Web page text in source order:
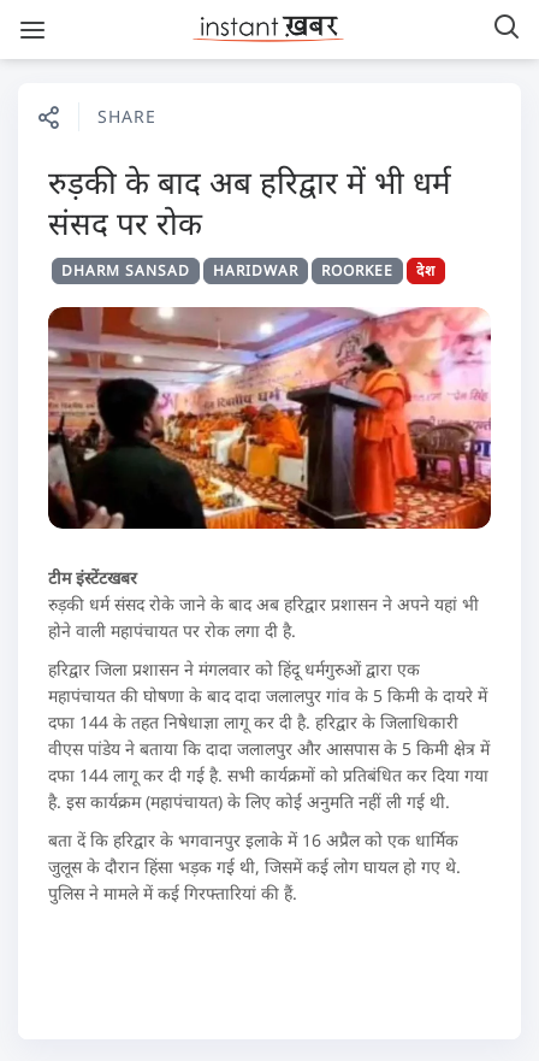
SHARE
रुड़की के बाद अब हरिद्वार में भी धर्म
संसद पर रोक
DHARM SANSAD HARIDWAR ROORKEE देश
टीम इंस्टेंटखबर
रुड़की धर्म संसद रोके जाने के बाद अब हरिद्वार प्रशासन ने अपने यहां भी
होने वाली महापंचायत पर रोक लगा दी है.
हरिद्वार जिला प्रशासन ने मंगलवार को हिंदू धर्मगुरुओं द्वारा एक
महापंचायत की घोषणा के बाद दादा जलालपुर गांव के 5 किमी के दायरे में
दफा 144 के तहत निषेधाज्ञा लागू कर दी है. हरिद्वार के जिलाधिकारी
वीएस पांडेय ने बताया कि दादा जलालपुर और आसपास के 5 किमी क्षेत्र में
दफा 144 लागू कर दी गई है. सभी कार्यक्रमों को प्रतिबंधित कर दिया गया
है. इस कार्यक्रम (महापंचायत) के लिए कोई अनुमति नहीं ली गई थी.
बता दें कि हरिद्वार के भगवानपुर इलाके में 16 अप्रैल को एक धार्मिक
जुलूस के दौरान हिंसा भड़क गई थी, जिसमें कई लोग घायल हो गए थे.
पुलिस ने मामले में कई गिरफ्तारियां की हैं.